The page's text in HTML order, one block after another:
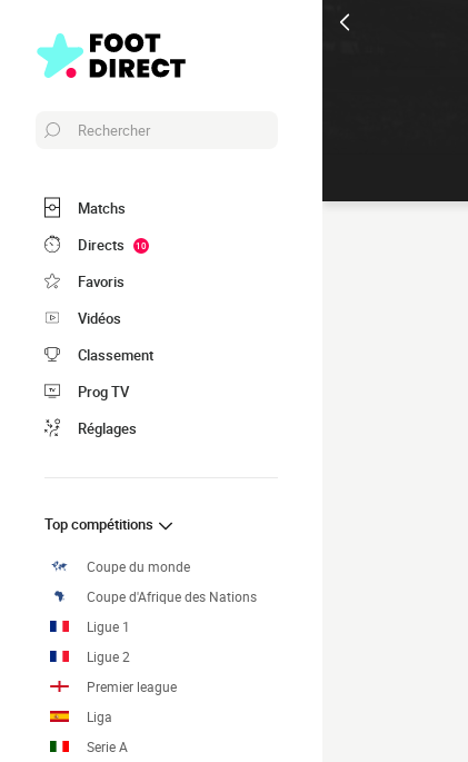
Rechercher
Matchs
Directs
10
Favoris
Vidéos
Classement
Prog TV
Réglages
Top compétitions
Coupe du monde
Coupe d'Afrique des Nations
Ligue 1
Ligue 2
Premier league
Liga
Serie A